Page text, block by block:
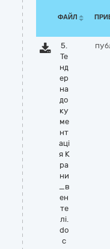
ФАЙЛ
5.
Те
нд
ер
на
до
ку
ме
нт
аці
я К
ра
ни
_в
ен
те
лі.
do
c